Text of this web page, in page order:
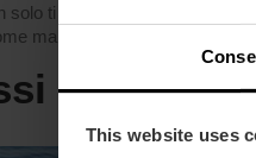
This website uses
solo ti riscalda il cuore, ma
mantenere forte la
livello di